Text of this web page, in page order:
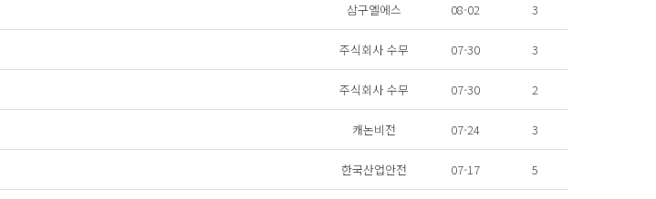
삼구엘에스 08-02 3
주식회사 수무 07-30 3
주식회사 수무 07-30 2
캐논비전 07-24 3
한국산업안전 07-17 5